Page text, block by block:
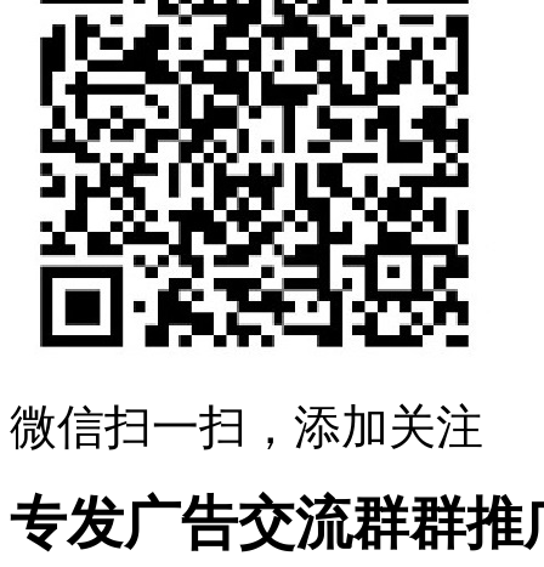
微信扫一扫，添加关注
专发广告交流群群